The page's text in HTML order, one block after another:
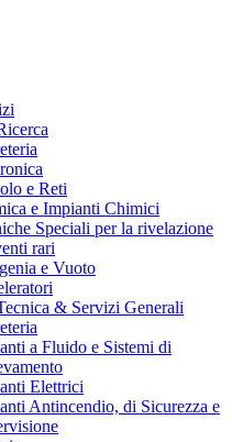
e Reti
e Impianti Chimici
Speciali per la rivelazione
rari
e Vuoto
& Servizi Generali
a Fluido e Sistemi di
Elettrici
Antincendio, di Sicurezza e